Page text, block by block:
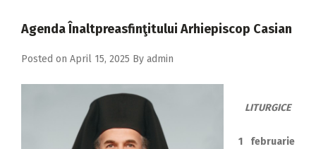
2017
2016
2015
Agenda Înaltpreasfinţitului Arhiepiscop Casian
Posted on April 15, 2025 By admin
LITURGICE
1 februarie